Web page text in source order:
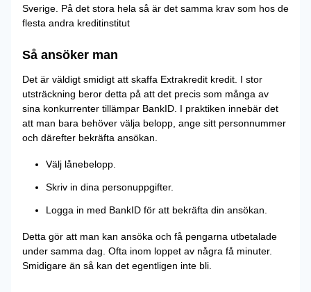
Sverige. På det stora hela så är det samma krav som hos de
flesta andra kreditinstitut
Så ansöker man
Det är väldigt smidigt att skaffa Extrakredit kredit. I stor
utsträckning beror detta på att det precis som många av
sina konkurrenter tillämpar BankID. I praktiken innebär det
att man bara behöver välja belopp, ange sitt personnummer
och därefter bekräfta ansökan.
Välj lånebelopp.
Skriv in dina personuppgifter.
Logga in med BankID för att bekräfta din ansökan.
Detta gör att man kan ansöka och få pengarna utbetalade
under samma dag. Ofta inom loppet av några få minuter.
Smidigare än så kan det egentligen inte bli.